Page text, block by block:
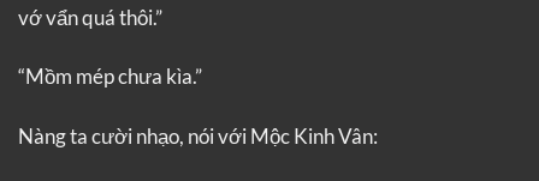
vớ vẩn quá thôi.”
“Mồm mép chưa kìa.”
Nàng ta cười nhạo, nói với Mộc Kinh Vân: